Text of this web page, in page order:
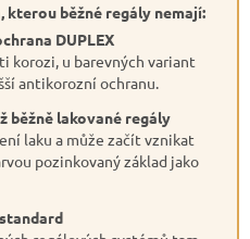
běžné regály nemají:
DUPLEX
korozi, u barevných variant
antikorozní ochranu.
běžně lakované regály
laku a může začít vznikat
pozinkovaný základ jako